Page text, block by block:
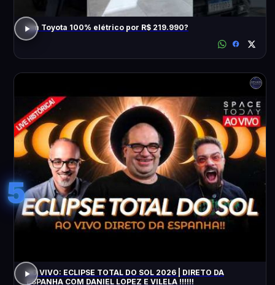
Um Toyota 100% elétrico por R$ 219.990?
5
AO VIVO: ECLIPSE TOTAL DO SOL 2026 | DIRETO DA
ESPANHA COM DANIEL LOPEZ E VILELA !!!!!!